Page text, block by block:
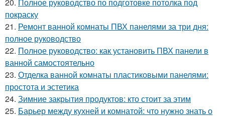
покраску
21. Ремонт ванной комнаты ПВХ панелями за три дня:
полное руководство
22. Полное руководство: как установить ПВХ панели в
ванной самостоятельно
23. Отделка ванной комнаты пластиковыми панелями:
простота и эстетика
24. Зимние закрытия продуктов: кто стоит за этим
25. Барьер между кухней и комнатой: что нужно знать о